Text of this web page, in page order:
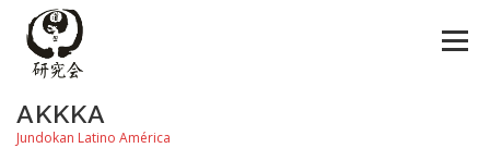
contenido
AKKKA
Jundokan Latino América
Menú